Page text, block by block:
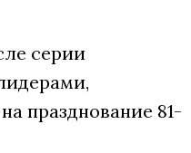
серии
празднование 81-